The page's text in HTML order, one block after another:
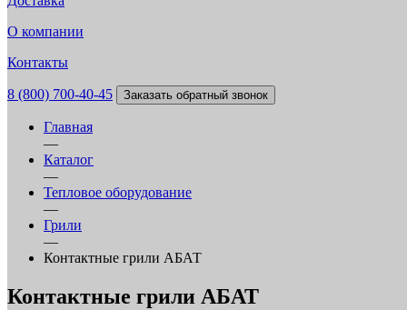
О компании
Контакты
8 (800) 700-40-45 Заказать обратный звонок
Главная
—
Каталог
—
Тепловое оборудование
—
Грили
—
Контактные грили АБАТ
Контактные грили АБАТ